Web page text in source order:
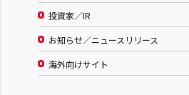
投資家／IR
お知らせ／ニュースリリース
海外向けサイト